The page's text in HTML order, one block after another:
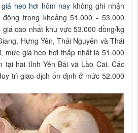
giá heo hơi hôm nay không ghi nhận
trong khoảng 51.000 - 53.000
cao nhất khu vực 53.000 đồng/kg
Hưng Yên, Thái Nguyên và Thái
mức giá heo hơi thấp nhất là 51.000
tại hai tỉnh Yên Bái và Lào Cai. Các
trì giao dịch ổn định ở mức 52.000